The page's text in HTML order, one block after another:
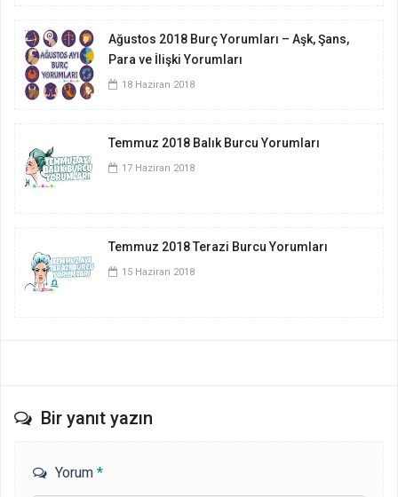
Ağustos 2018 Burç Yorumları – Aşk, Şans,
Para ve İlişki Yorumları
18 Haziran 2018
Temmuz 2018 Balık Burcu Yorumları
17 Haziran 2018
Temmuz 2018 Terazi Burcu Yorumları
15 Haziran 2018
Bir yanıt yazın
Yorum *